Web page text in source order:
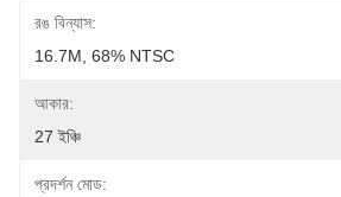
রঙ বিন্যাস:
16.7M, 68% NTSC
আকার:
27 ইঞ্চি
প্রদর্শন মোড: